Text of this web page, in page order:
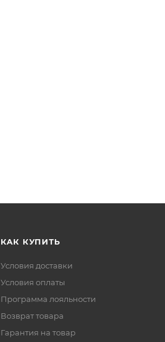
КАК КУПИТЬ
Условия доставки
Условия оплаты
Программа лояльности
Возврат товара
Гарантия на товар